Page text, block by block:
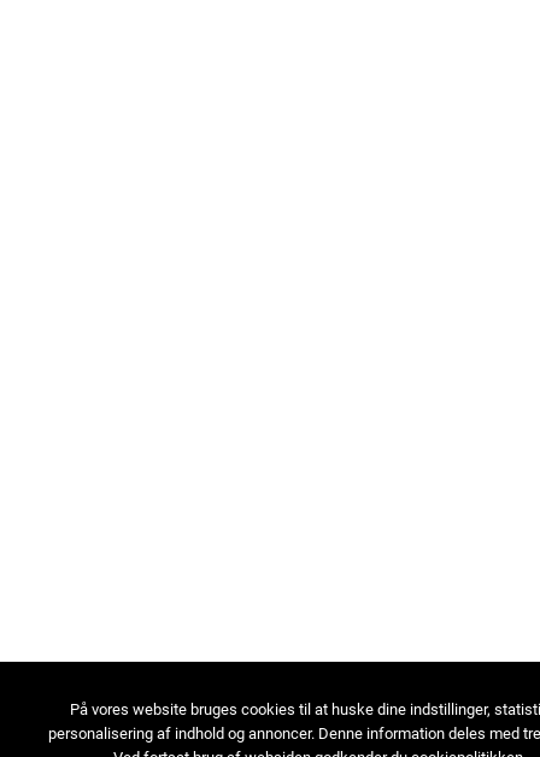
På vores website bruges cookies til at huske dine indstillinger,
personalisering af indhold og annoncer. Denne information deles med